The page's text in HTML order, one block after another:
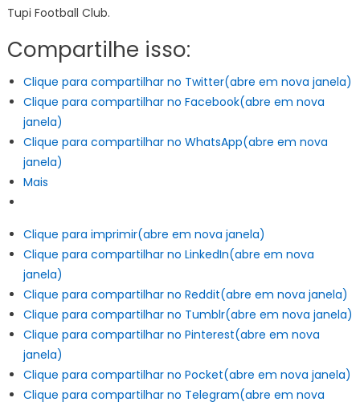
Tupi Football Club.
Compartilhe isso:
Clique para compartilhar no Twitter(abre em nova janela)
Clique para compartilhar no Facebook(abre em nova
janela)
Clique para compartilhar no WhatsApp(abre em nova
janela)
Mais
Clique para imprimir(abre em nova janela)
Clique para compartilhar no LinkedIn(abre em nova
janela)
Clique para compartilhar no Reddit(abre em nova janela)
Clique para compartilhar no Tumblr(abre em nova janela)
Clique para compartilhar no Pinterest(abre em nova
janela)
Clique para compartilhar no Pocket(abre em nova janela)
Clique para compartilhar no Telegram(abre em nova